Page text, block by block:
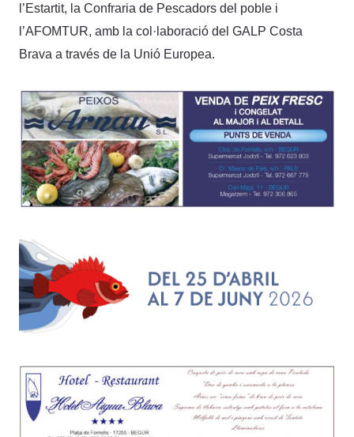
l’Estartit, la Confraria de Pescadors del poble i
l’AFOMTUR, amb la col·laboració del GALP Costa
Brava a través de la Unió Europea.